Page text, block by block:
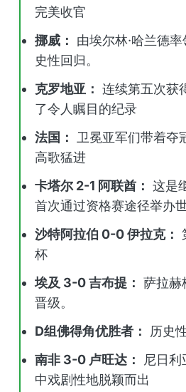
完美收官
挪威：
由埃尔林·哈兰德
史性回归。
克罗地亚： 连续第五次获
了令人瞩目的纪录
法国：
卫冕亚军们带着夺
高歌猛进
卡塔尔 2-1 阿联酋： 这是
首次通过资格赛途径举办世
沙特阿拉伯 0-0 伊拉克：
杯
埃及 3-0 吉布提： 萨拉赫
晋级。
D组佛得角优胜者：
历史
南非 3-0 卢旺达：
尼日
中戏剧性地脱颖而出